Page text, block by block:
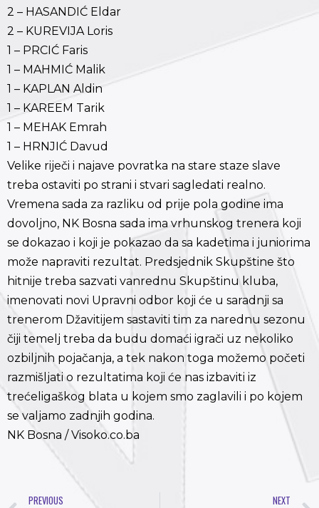
2 – HASANDIĆ Eldar
2 – KUREVIJA Loris
1 – PRCIĆ Faris
1 – MAHMIĆ Malik
1 – KAPLAN Aldin
1 – KAREEM Tarik
1 – MEHAK Emrah
1 – HRNJIĆ Davud
Velike riječi i najave povratka na stare staze slave
treba ostaviti po strani i stvari sagledati realno.
Vremena sada za razliku od prije pola godine ima
dovoljno, NK Bosna sada ima vrhunskog trenera koji
se dokazao i koji je pokazao da sa kadetima i juniorima
može napraviti rezultat. Predsjednik Skupštine što
hitnije treba sazvati vanrednu Skupštinu kluba,
imenovati novi Upravni odbor koji će u saradnji sa
trenerom Džavitijem sastaviti tim za narednu sezonu
čiji temelj treba da budu domaći igrači uz nekoliko
ozbiljnih pojačanja, a tek nakon toga možemo početi
razmišljati o rezultatima koji će nas izbaviti iz
trećeligaškog blata u kojem smo zaglavili i po kojem
se valjamo zadnjih godina.
NK Bosna / Visoko.co.ba
PREVIOUS NEXT